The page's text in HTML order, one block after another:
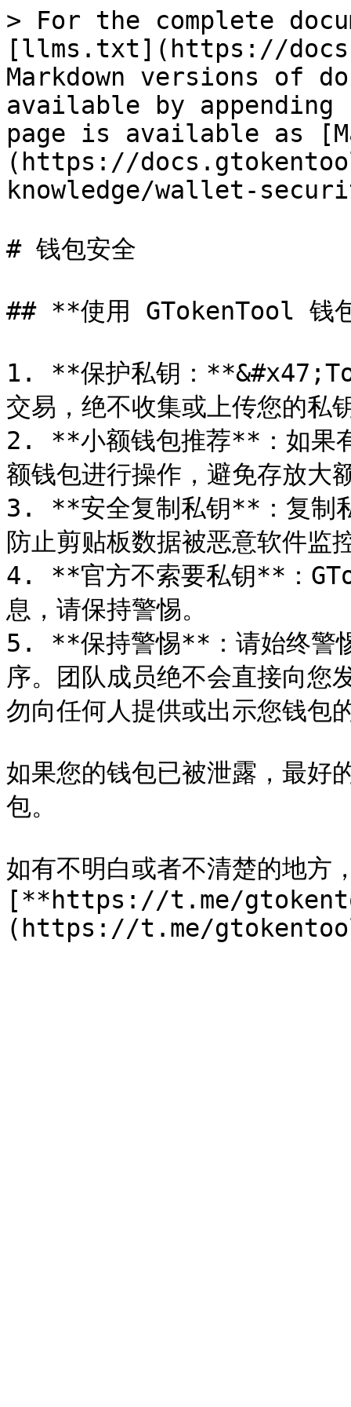
> For the complete
[llms.txt](https://
Markdown versions of
available by
page is available as
(https://
knowledge/wallet-
# 钱包安全
## **使用 GTokenTool 钱
1. **保护私钥：
交易，绝不收集或上传您的私
2. **小额钱包推荐**：如果
额钱包进行操作，避免存放大
3. **安全复制私钥**：复制
防止剪贴板数据被恶意软件监
4. **官方不索要私钥**：
息，请保持警惕。
5. **保持警惕**：请始终警
序。团队成员绝不会直接向您
勿向任何人提供或出示您钱包
如果您的钱包已被泄露，最好
包。
如有不明白或者不清楚的地方
[**https://t.me/